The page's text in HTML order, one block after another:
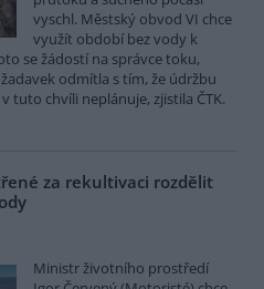
vyschl. Městský obvod VI chce
využít období bez vody k
se žádostí na správce toku,
odmítla s tím, že údržbu
tuto chvíli neplánuje, zjistila ČTK.
za rekultivaci rozdělit
Ministr životního prostředí